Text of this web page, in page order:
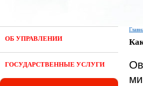
ОБ УПРАВЛЕНИИ
ГОСУДАРСТВЕННЫЕ УСЛУГИ